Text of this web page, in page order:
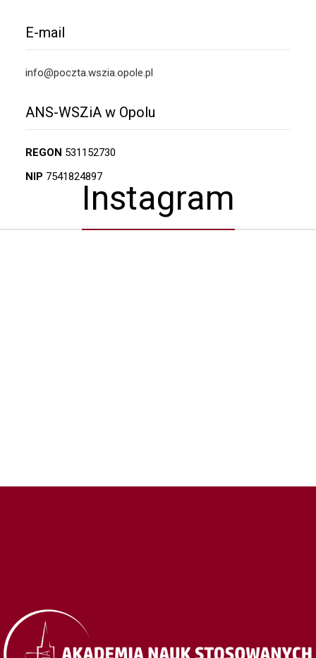
E-mail
info@poczta.wszia.opole.pl
ANS-WSZiA w Opolu
REGON 531152730
NIP 7541824897
Instagram